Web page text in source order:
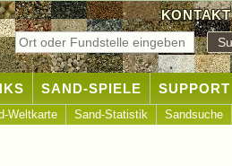
KONTAKT
SAND-SPIELE SUPPORT
Weltkarte Sand-Statistik Sandsuche